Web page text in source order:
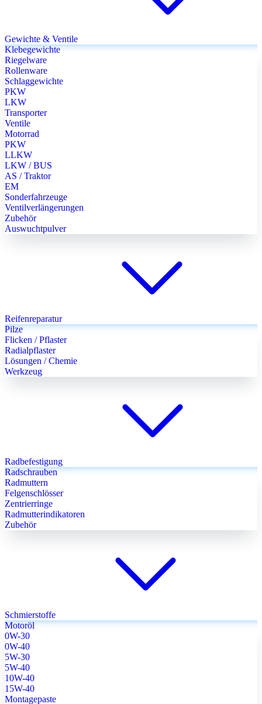
Gewichte & Ventile
Klebegewichte
Riegelware
Rollenware
Schlaggewichte
PKW
LKW
Transporter
Ventile
Motorrad
PKW
LLKW
LKW / BUS
AS / Traktor
EM
Sonderfahrzeuge
Ventilverlängerungen
Zubehör
Auswuchtpulver
Reifenreparatur
Pilze
Flicken / Pflaster
Radialpflaster
Lösungen / Chemie
Werkzeug
Radbefestigung
Radschrauben
Radmuttern
Felgenschlösser
Zentrierringe
Radmutterindikatoren
Zubehör
Schmierstoffe
Motoröl
0W-30
0W-40
5W-30
5W-40
10W-40
15W-40
Montagepaste